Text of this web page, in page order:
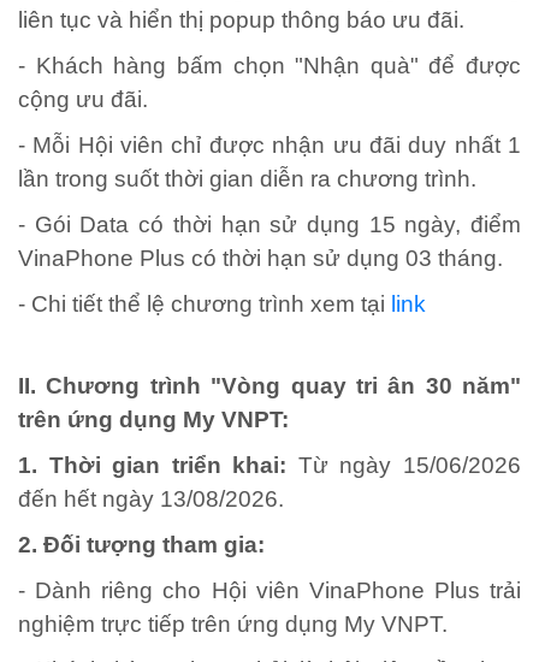
liên tục và hiển thị popup thông báo ưu đãi.
- Khách hàng bấm chọn "Nhận quà" để được
cộng ưu đãi.
- Mỗi Hội viên chỉ được nhận ưu đãi duy nhất 1
lần trong suốt thời gian diễn ra chương trình.
- Gói Data có thời hạn sử dụng 15 ngày, điểm
VinaPhone Plus có thời hạn sử dụng 03 tháng.
- Chi tiết thể lệ chương trình xem tại link
II. Chương trình "Vòng quay tri ân 30 năm"
trên ứng dụng My VNPT:
1. Thời gian triển khai: Từ ngày 15/06/2026
đến hết ngày 13/08/2026.
2. Đối tượng tham gia:
- Dành riêng cho Hội viên VinaPhone Plus trải
nghiệm trực tiếp trên ứng dụng My VNPT.